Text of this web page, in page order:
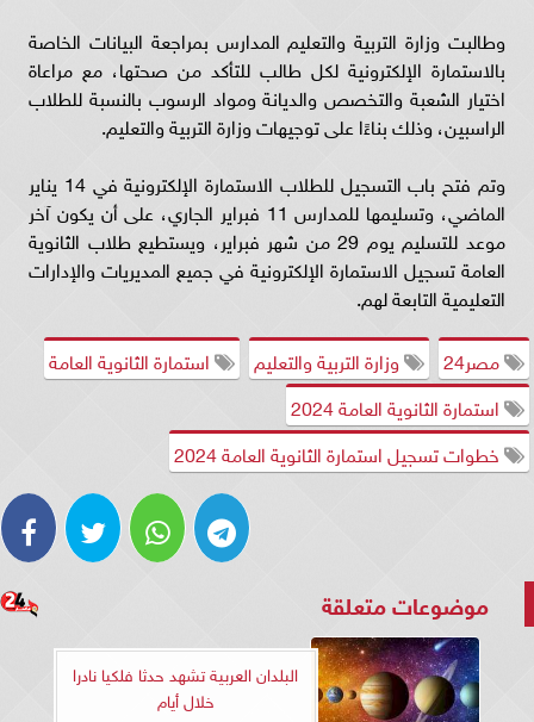
وطالبت وزارة التربية والتعليم المدارس بمراجعة البيانات الخاصة
بالاستمارة الإلكترونية لكل طالب للتأكد من صحتها، مع مراعاة
اختيار الشعبة والتخصص والديانة ومواد الرسوب بالنسبة للطلاب
الراسبين، وذلك بناءًا على توجيهات وزارة التربية والتعليم.
وتم فتح باب التسجيل للطلاب الاستمارة الإلكترونية في 14 يناير
الماضي، وتسليمها للمدارس 11 فبراير الجاري، على أن يكون آخر
موعد للتسليم يوم 29 من شهر فبراير، ويستطيع طلاب الثانوية
العامة تسجيل الاستمارة الإلكترونية في جميع المديريات والإدارات
التعليمية التابعة لهم.
مصر24
وزارة التربية والتعليم
استمارة الثانوية العامة
استمارة الثانوية العامة 2024
خطوات تسجيل استمارة الثانوية العامة 2024
موضوعات متعلقة
البلدان العربية تشهد حدثا فلكيا نادرا
خلال أيام